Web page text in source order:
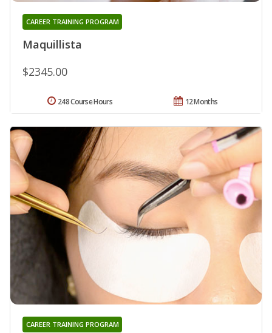
Maquillista
CAREER TRAINING PROGRAM
$2345.00
12 Months
248 Course Hours
CAREER TRAINING PROGRAM